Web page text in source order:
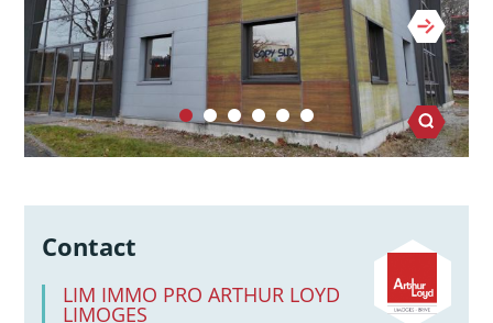
Contact
LIM IMMO PRO ARTHUR LOYD
LIMOGES